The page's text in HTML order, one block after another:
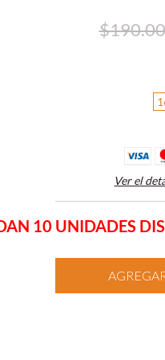
Ver el
10 UNIDADES